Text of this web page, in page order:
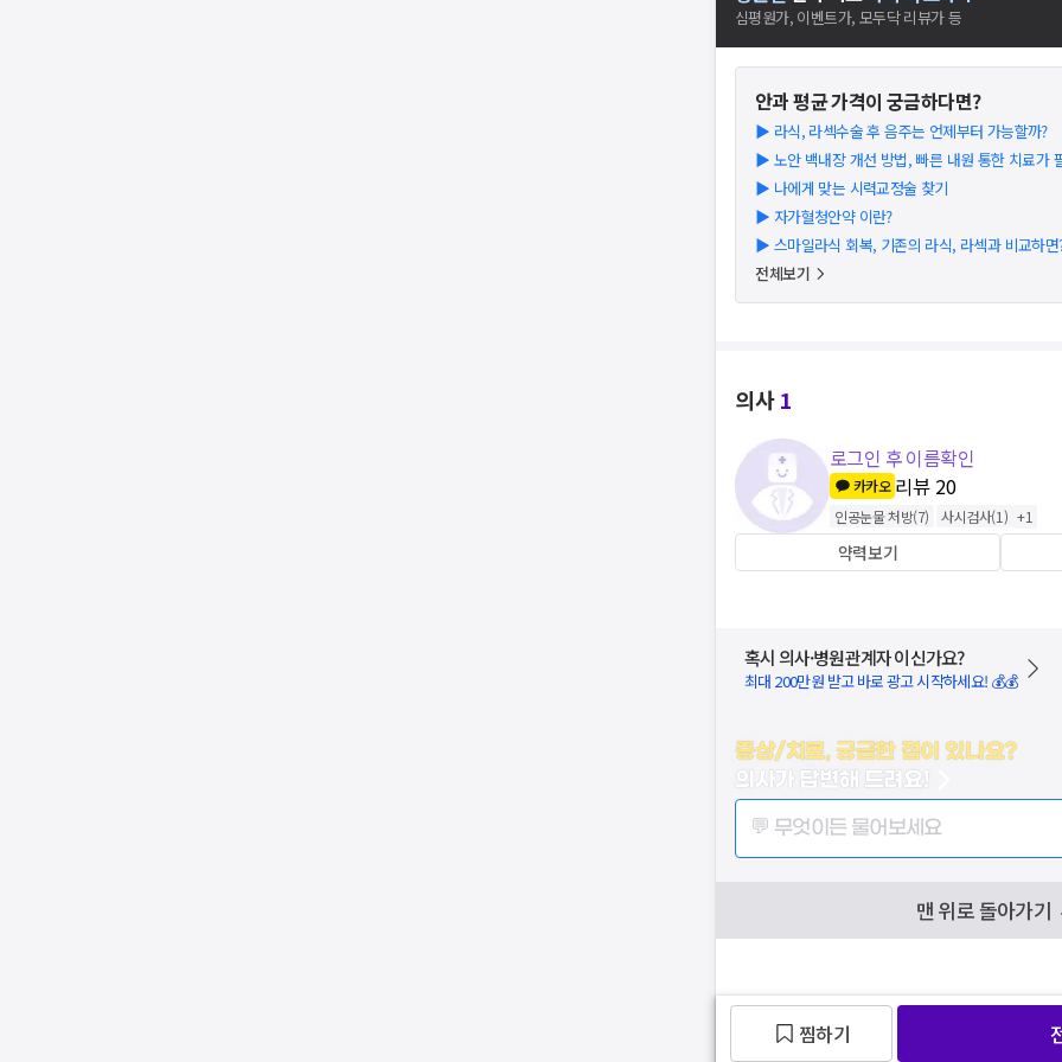
심평원가, 이벤트가, 모두닥 리뷰가 등
안과평균 가격이 궁금하다면?
▶ 라식, 라섹수술 후 음주는 언제부터 가능할까?
▶ 노안 백내장 개선 방법, 빠른 내원 통한 치료가
▶ 나에게 맞는 시력교정술 찾기
▶ 자가혈청안약 이란?
▶ 스마일라식 회복, 기존의 라식, 라섹과 비교하면
전체보기
의사1
로그인 후 이름확인
카카오 리뷰 20
인공눈물 처방(7) 사시검사(1) +1
약력보기
혹시 의사·병원관계자 이신가요?
최대 200만원 받고 바로 광고 시작하세요! 💰💰
증상/치료, 궁금한 점이 있나요?
의사가 답변해 드려요!
💬 무엇이든 물어보세요
맨 위로 돌아가기
찜하기